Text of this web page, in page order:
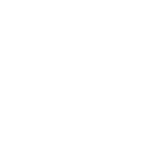
être choisies sur la page du produit